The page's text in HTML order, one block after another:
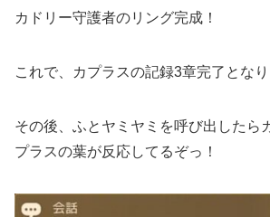
カドリー守護者のリング完成！
これで、カプラスの記録3章完了となり
その後、ふとヤミヤミを呼び出したら
プラスの葉が反応してるぞっ！